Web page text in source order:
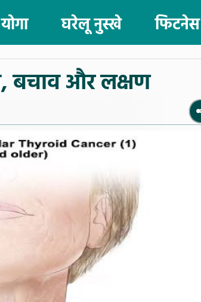
योगा घरेलू नुस्खे फिटनेस
बचाव और लक्षण